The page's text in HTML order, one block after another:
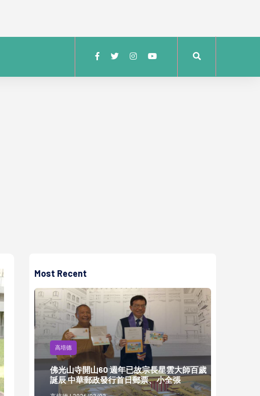
Most Recent
高培德
佛光山寺開山60 週年已故宗長星雲大師百歲
誕辰 中華郵政發行首日郵票、小全張